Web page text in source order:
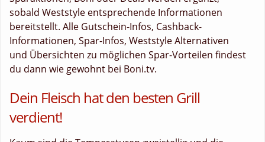
sobald Weststyle entsprechende Informationen
bereitstellt. Alle Gutschein-Infos, Cashback-
Informationen, Spar-Infos, Weststyle Alternativen
und Übersichten zu möglichen Spar-Vorteilen findest
du dann wie gewohnt bei Boni.tv.
Dein Fleisch hat den besten Grill
verdient!